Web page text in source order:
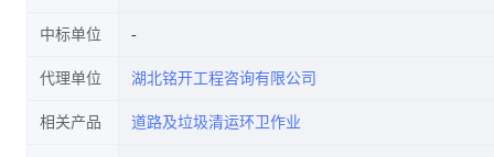
中标单位
代理单位 湖北铭开工程咨询有限公司
相关产品 道路及垃圾清运环卫作业